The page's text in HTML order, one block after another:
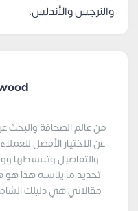
والنرجس والأندلس.
من عالم الصحافة والبحث
عن الاختيار الأفضل
والتفاصيل وتبسيطها
تحديد ما يناسبه هذا
مقالاتي هي دليلك